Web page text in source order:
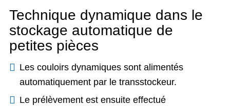
Technique dynamique dans le
stockage automatique de
petites pièces
Les couloirs dynamiques sont alimentés
automatiquement par le transstockeur.
Le prélèvement est ensuite effectué